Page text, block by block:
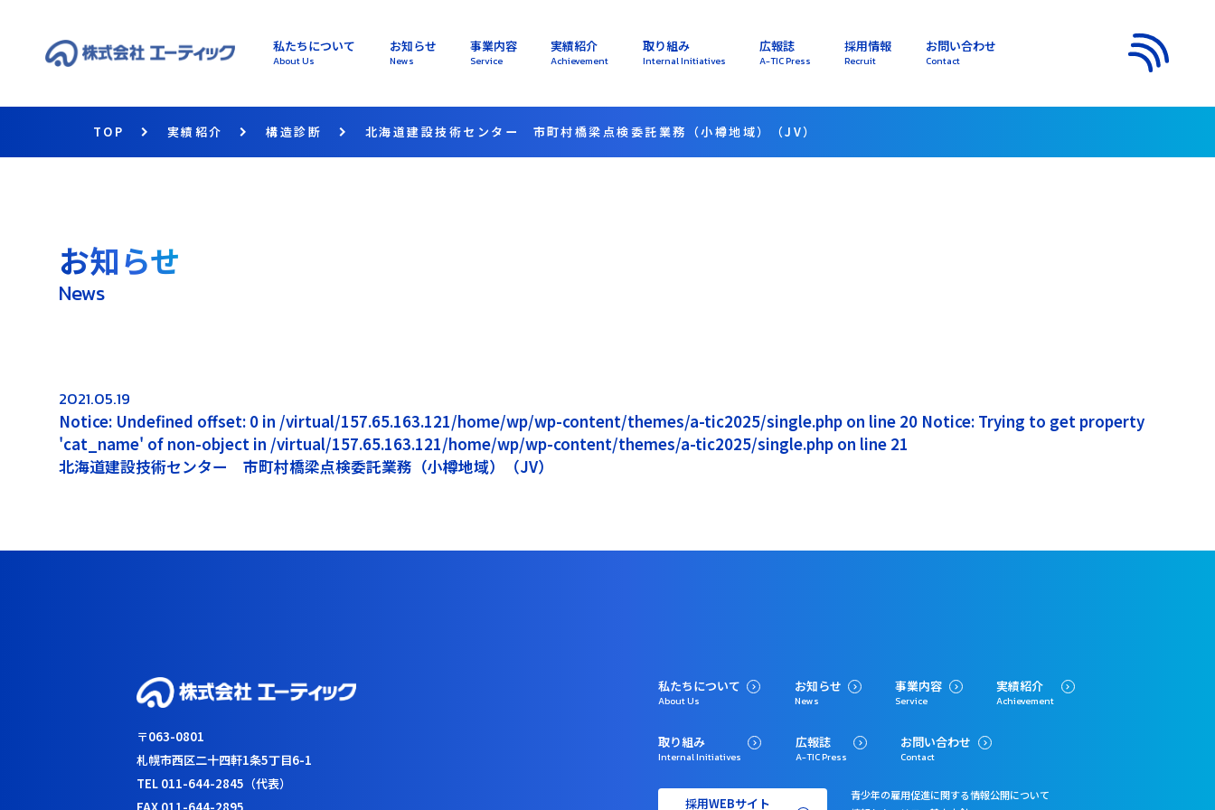
私たちについて
About Us
お知らせ
News
事業内容
Service
実績紹介
Achievement
取り組み
Internal Initiatives
広報誌
A-TIC Press
採用情報
Recruit
お問い合わせ
Contact
TOP 実績紹介 構造診断 北海道建設技術センター 市町村橋梁点検委託業務（小樽地域）（JV）
お知らせ
News
2021.05.19
Notice: Undefined offset: 0 in /virtual/157.65.163.121/home/wp/wp-content/themes/a-tic2025/single.php on line 20 Notice: Trying to get property
'cat_name' of non-object in /virtual/157.65.163.121/home/wp/wp-content/themes/a-tic2025/single.php on line 21
北海道建設技術センター 市町村橋梁点検委託業務（小樽地域）（JV）
私たちについて
About Us
お知らせ
News
事業内容
Service
実績紹介
Achievement
取り組み
Internal Initiatives
広報誌
A-TIC Press
お問い合わせ
Contact
採用WEBサイト
青少年の雇用促進に関する情報公開について
〒063-0801
札幌市西区二十四軒1条5丁目6-1
TEL 011-644-2845（代表）